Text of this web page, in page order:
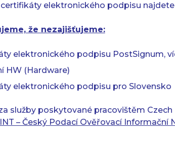
elektronického podpisu
že nezajišťujeme:
elektronického podpisu PostSignum,
HW (Hardware)
elektronického podpisu pro Slovensko
služby poskytované pracovištěm
– Český Podací Ověřovací Informační